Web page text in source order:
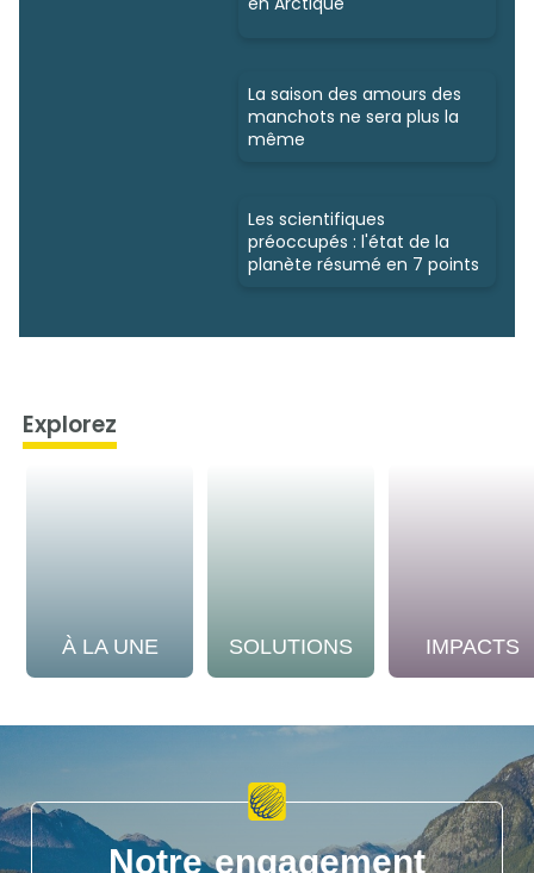
La saison des amours des
manchots ne sera plus la
même
Les scientifiques
préoccupés : l'état de la
planète résumé en 7 points
Explorez
À LA UNE SOLUTIONS IMPACTS
Notre engagement